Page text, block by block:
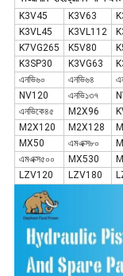
K3V45
K3V63
K3VL45
K3VL112
K7VG265
K5V80
K3SP30
K3VG63
এনভি৬০
এনভি৬৪
NV120
এনভি১৩৭
এনভিকে৪৫
M2X96
M2X120
M2X128
MX50
এমএক্স৮০
এমএক্স৫০০
MX530
LZV120
LZV180